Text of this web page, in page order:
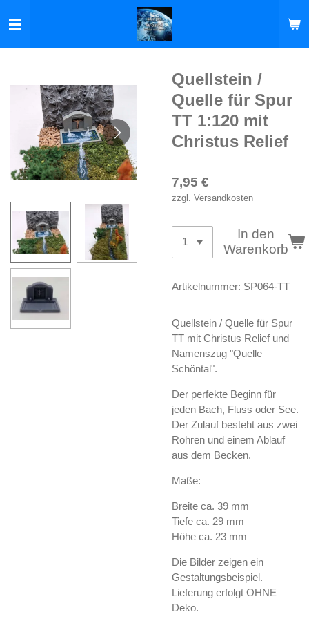
Hauptinhalt
Quellstein /
Quelle für Spur
TT 1:120 mit
Christus Relief
7,95 €
zzgl. Versandkosten
In den
Warenkorb
Artikelnummer: SP064-TT
Quellstein / Quelle für Spur
TT mit Christus Relief und
Namenszug "Quelle
Schöntal".
Der perfekte Beginn für
jeden Bach, Fluss oder See.
Der Zulauf besteht aus zwei
Rohren und einem Ablauf
aus dem Becken.
Maße:
Breite ca. 39 mm
Tiefe ca. 29 mm
Höhe ca. 23 mm
Die Bilder zeigen ein
Gestaltungsbeispiel.
Lieferung erfolgt OHNE
Deko.